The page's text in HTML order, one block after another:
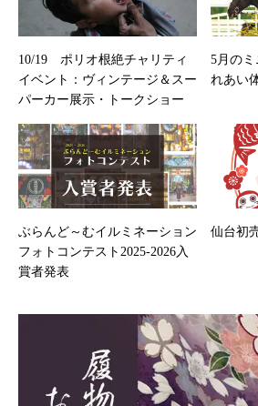
10/19 ポリオ根絶チャリティ
イベント：ヴィンテージ＆スー
パーカー展示・トークショー
5月の
れあい
ぶらんど～むイルミネーション
フォトコンテスト2025-2026入
賞者発表
仙台初